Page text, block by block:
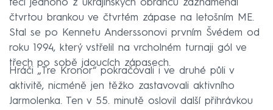
teči jednoho z ukrajinských obránců zaznamenal
čtvrtou brankou ve čtvrtém zápase na letošním ME.
Stal se po Kennetu Anderssonovi prvním Švédem od
roku 1994, který vstřelil na vrcholném turnaji gól ve
třech po sobě jdoucích zápasech.
Hráči „Tre Kronor“ pokračovali i ve druhé půli v
aktivitě, nicméně jen těžko zastavovali aktivního
Jarmolenka. Ten v 55. minutě oslovil další přihrávkou